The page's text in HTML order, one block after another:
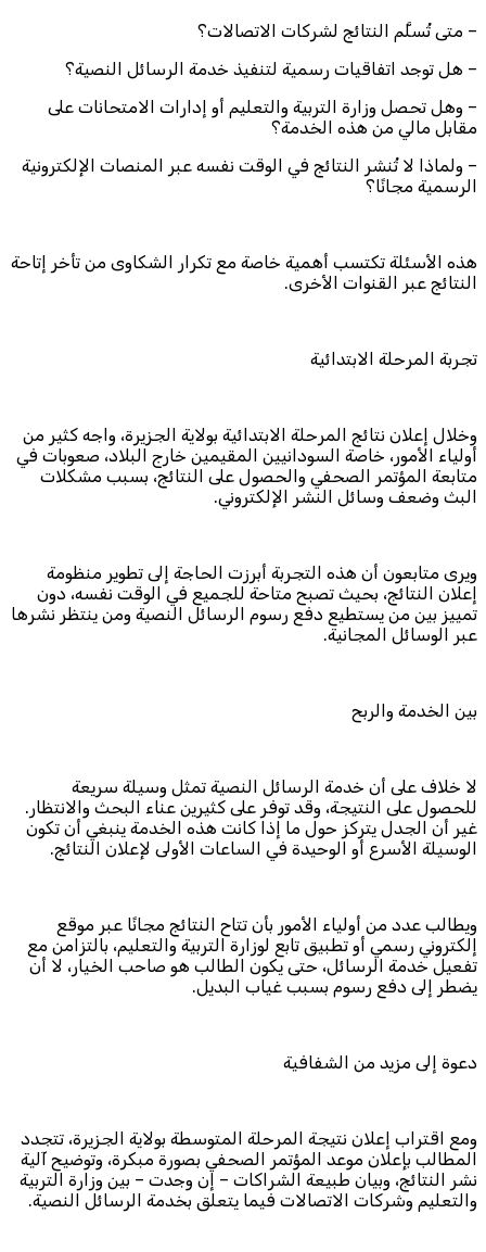
– متى تُسلَّم النتائج لشركات الاتصالات؟
– هل توجد اتفاقيات رسمية لتنفيذ خدمة الرسائل النصية؟
– وهل تحصل وزارة التربية والتعليم أو إدارات الامتحانات على
مقابل مالي من هذه الخدمة؟
– ولماذا لا تُنشر النتائج في الوقت نفسه عبر المنصات الإلكترونية
الرسمية مجانًا؟
هذه الأسئلة تكتسب أهمية خاصة مع تكرار الشكاوى من تأخر إتاحة
النتائج عبر القنوات الأخرى.
تجربة المرحلة الابتدائية
وخلال إعلان نتائج المرحلة الابتدائية بولاية الجزيرة، واجه كثير من
أولياء الأمور، خاصة السودانيين المقيمين خارج البلاد، صعوبات في
متابعة المؤتمر الصحفي والحصول على النتائج، بسبب مشكلات
البث وضعف وسائل النشر الإلكتروني.
ويرى متابعون أن هذه التجربة أبرزت الحاجة إلى تطوير منظومة
إعلان النتائج، بحيث تصبح متاحة للجميع في الوقت نفسه، دون
تمييز بين من يستطيع دفع رسوم الرسائل النصية ومن ينتظر نشرها
عبر الوسائل المجانية.
بين الخدمة والربح
لا خلاف على أن خدمة الرسائل النصية تمثل وسيلة سريعة
للحصول على النتيجة، وقد توفر على كثيرين عناء البحث والانتظار.
غير أن الجدل يتركز حول ما إذا كانت هذه الخدمة ينبغي أن تكون
الوسيلة الأسرع أو الوحيدة في الساعات الأولى لإعلان النتائج.
ويطالب عدد من أولياء الأمور بأن تتاح النتائج مجانًا عبر موقع
إلكتروني رسمي أو تطبيق تابع لوزارة التربية والتعليم، بالتزامن مع
تفعيل خدمة الرسائل، حتى يكون الطالب هو صاحب الخيار، لا أن
يضطر إلى دفع رسوم بسبب غياب البديل.
دعوة إلى مزيد من الشفافية
ومع اقتراب إعلان نتيجة المرحلة المتوسطة بولاية الجزيرة، تتجدد
المطالب بإعلان موعد المؤتمر الصحفي بصورة مبكرة، وتوضيح آلية
نشر النتائج، وبيان طبيعة الشراكات – إن وجدت – بين وزارة التربية
والتعليم وشركات الاتصالات فيما يتعلق بخدمة الرسائل النصية.